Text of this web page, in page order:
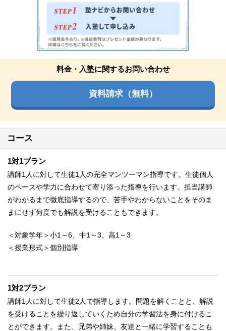
料金・入塾に関するお問い合わせ
資料請求（無料）
コース
1対1プラン
講師1人に対して生徒1人の完全マンツーマン指導です。生徒個人
のペースや学力に合わせて寄り添った指導を行います。担当講師
がわかるまで徹底指導するので、苦手やわからないことをそのま
まにせず何度でも解説を受けることもできます。
＜対象学年＞小1～6、中1～3、高1～3
＜授業形式＞個別指導
1対2プラン
講師1人に対して生徒2人で指導します。問題を解くことと、解説
を受けることを繰り返していくため自分の学習法を身に付けるこ
とができます。また、兄弟や姉妹、友達と一緒に学習することも